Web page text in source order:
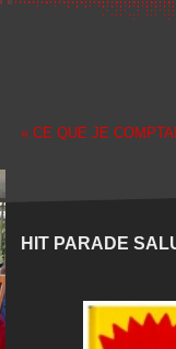
« CE QUE JE
HIT PARADE